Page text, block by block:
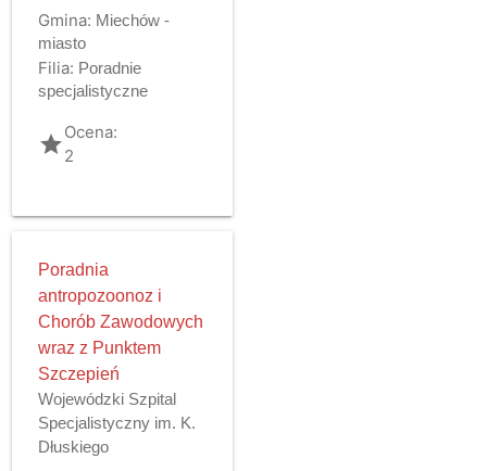
Gmina: Miechów -
miasto
Filia: Poradnie
specjalistyczne
gradeOcena:
2
Poradnia
antropozoonoz i
Chorób Zawodowych
wraz z Punktem
Szczepień
Wojewódzki Szpital
Specjalistyczny im. K.
Dłuskiego